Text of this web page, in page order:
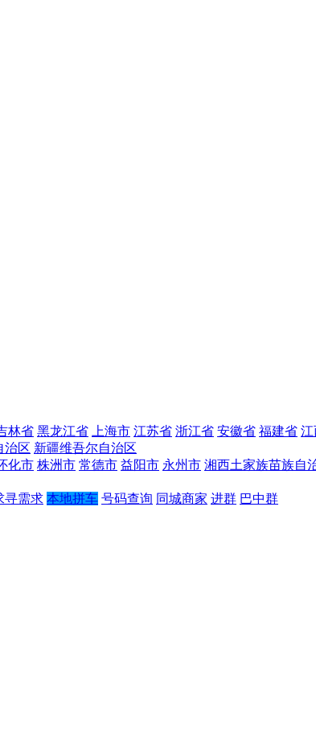
林省 黑龙江省 上海市 江苏省 浙江省 安徽省 福建省 江
治区 新疆维吾尔自治区
化市 株洲市 常德市 益阳市 永州市 湘西土家族苗族自
寻需求 本地拼车 号码查询 同城商家 进群 巴中群